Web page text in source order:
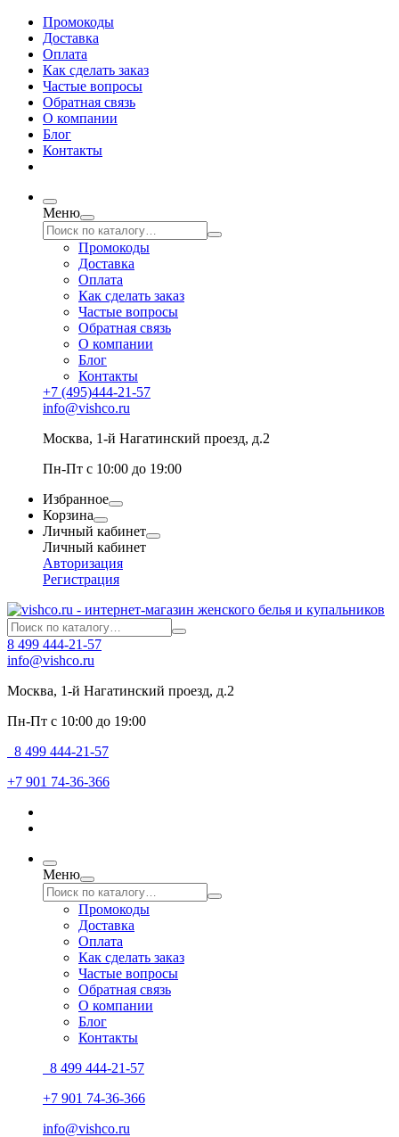
Промокоды
Доставка
Оплата
Как сделать заказ
Частые вопросы
Обратная связь
О компании
Блог
Контакты
Меню
Промокоды
Доставка
Оплата
Как сделать заказ
Частые вопросы
Обратная связь
О компании
Блог
Контакты
+7 (495)444-21-57
info@vishco.ru
Москва, 1-й Нагатинский проезд, д.2
Пн-Пт с 10:00 до 19:00
Избранное
Корзина
Личный кабинет
Личный кабинет
Авторизация
Регистрация
8 499 444-21-57
info@vishco.ru
Москва, 1-й Нагатинский проезд, д.2
Пн-Пт с 10:00 до 19:00
8 499 444-21-57
+7 901 74-36-366
Меню
Промокоды
Доставка
Оплата
Как сделать заказ
Частые вопросы
Обратная связь
О компании
Блог
Контакты
8 499 444-21-57
+7 901 74-36-366
info@vishco.ru